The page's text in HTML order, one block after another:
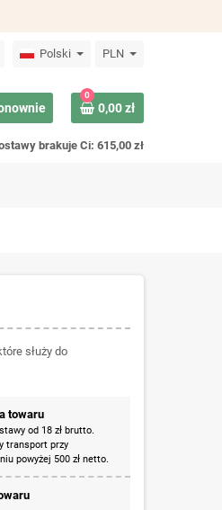
Polski PLN
0
0,00 zł
brakuje Ci: 615,00 zł
służy do
towaru
od 18 zł brutto.
transport przy
powyżej 500 zł netto.